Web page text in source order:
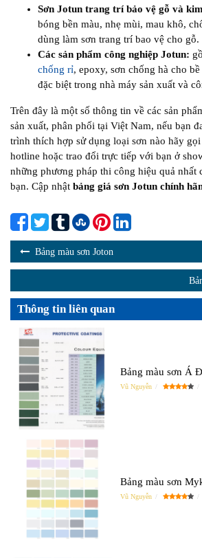
Sơn Jotun trang trí bảo vệ gỗ và
bóng bền màu, nhẹ mùi, mau khô,
dùng làm sơn trang trí bao vệ cho gỗ.
Các sản phẩm công nghiệp Jotun:
chống rỉ, epoxy, sơn chống hà cho
đặc biệt trong nhà máy sản xuất và
Trên đây là một số thông tin về các sản
sản xuất, phân phối tại Việt Nam, nếu bạn
trình thích hợp sử dụng loại sơn nào hãy
hotline hoặc trao đổi trực tiếp với bạn ở
những phương pháp thi công hiệu quả nhất
bạn. Cập nhật bảng giá sơn Jotun chính
Bảng màu sơn Joton
Thông tin liên quan
Bảng màu sơn Á
Vũ Nguyễn
Bảng màu sơn
Vũ Nguyễn